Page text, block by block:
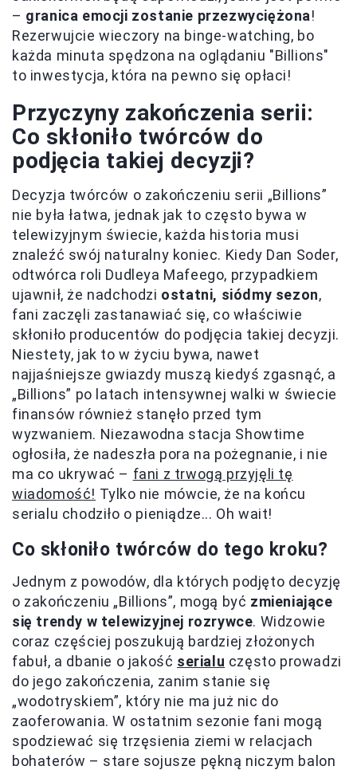
– granica emocji zostanie przezwyciężona!
Rezerwujcie wieczory na binge-watching, bo
każda minuta spędzona na oglądaniu "Billions"
to inwestycja, która na pewno się opłaci!
Przyczyny zakończenia serii:
Co skłoniło twórców do
podjęcia takiej decyzji?
Decyzja twórców o zakończeniu serii „Billions”
nie była łatwa, jednak jak to często bywa w
telewizyjnym świecie, każda historia musi
znaleźć swój naturalny koniec. Kiedy Dan Soder,
odtwórca roli Dudleya Mafeego, przypadkiem
ujawnił, że nadchodzi ostatni, siódmy sezon,
fani zaczęli zastanawiać się, co właściwie
skłoniło producentów do podjęcia takiej decyzji.
Niestety, jak to w życiu bywa, nawet
najjaśniejsze gwiazdy muszą kiedyś zgasnąć, a
„Billions” po latach intensywnej walki w świecie
finansów również stanęło przed tym
wyzwaniem. Niezawodna stacja Showtime
ogłosiła, że nadeszła pora na pożegnanie, i nie
ma co ukrywać – fani z trwogą przyjęli tę
wiadomość! Tylko nie mówcie, że na końcu
serialu chodziło o pieniądze... Oh wait!
Co skłoniło twórców do tego kroku?
Jednym z powodów, dla których podjęto decyzję
o zakończeniu „Billions”, mogą być zmieniające
się trendy w telewizyjnej rozrywce. Widzowie
coraz częściej poszukują bardziej złożonych
fabuł, a dbanie o jakość serialu często prowadzi
do jego zakończenia, zanim stanie się
„wodotryskiem”, który nie ma już nic do
zaoferowania. W ostatnim sezonie fani mogą
spodziewać się trzęsienia ziemi w relacjach
bohaterów – stare sojusze pękną niczym balon